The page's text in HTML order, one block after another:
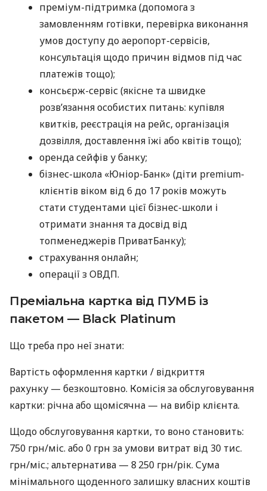
преміум-підтримка (допомога з
замовленням готівки, перевірка виконання
умов доступу до аеропорт-сервісів,
консультація щодо причин відмов під час
платежів тощо);
консьєрж-сервіс (якісне та швидке
розв’язання особистих питань: купівля
квитків, реєстрація на рейс, організація
дозвілля, доставлення їжі або квітів тощо);
оренда сейфів у банку;
бізнес-школа «Юніор-Банк» (діти premium-
клієнтів віком від 6 до 17 років можуть
стати студентами цієї бізнес-школи і
отримати знання та досвід від
топменеджерів ПриватБанку);
страхування онлайн;
операції з ОВДП.
Преміальна картка від ПУМБ із
пакетом — Black Platinum
Що треба про неї знати:
Вартість оформлення картки / відкриття
рахунку — безкоштовно. Комісія за обслуговування
картки: річна або щомісячна — на вибір клієнта.
Щодо обслуговування картки, то воно становить:
750 грн/міс. або 0 грн за умови витрат від 30 тис.
грн/міс.; альтернатива — 8 250 грн/рік. Сума
мінімального щоденного залишку власних коштів